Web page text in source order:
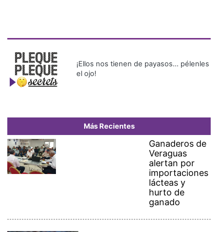
¡Ellos nos tienen de payasos… pélenles
el ojo!
Más Recientes
Ganaderos de
Veraguas
alertan por
importaciones
lácteas y
hurto de
ganado